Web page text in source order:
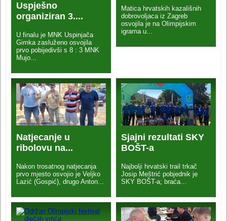
Uspješno
organiziran 3....
U finalu je MNK Uspinjača
Gimka zasluženo osvojila
prvo pobijedivši s 8 : 3 MNK
Mujo...
Matica hrvatskih kazališnih
dobrovoljaca iz Zagreb
osvojila je na Olimpijskim
igrama u...
Natjecanje u
ribolovu na...
Nakon trosatnog natjecanja
prvo mjesto osvojio je Veljko
Lazić (Gospić), drugo Anton...
Sjajni rezultati SKY
BOŠT-a
Najbolji hrvatski trail trkač
Josip Meštrić pobjednik je
SKY BOŠT-a; braća...